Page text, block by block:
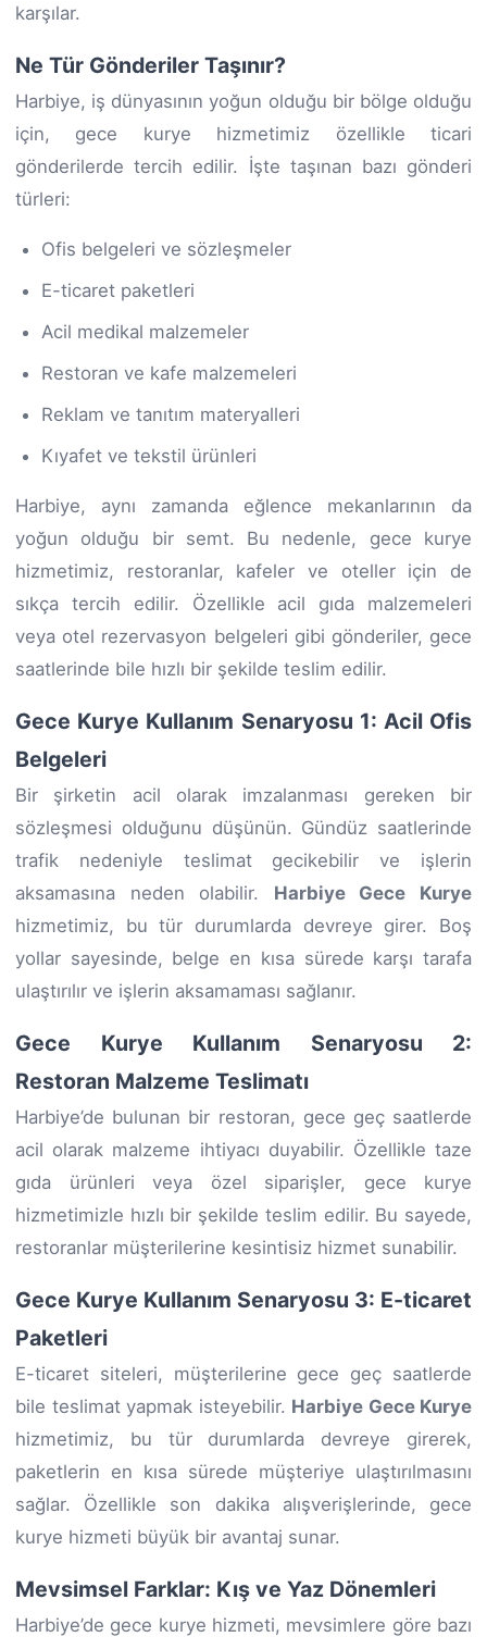
karşılar.
Ne Tür Gönderiler Taşınır?
Harbiye, iş dünyasının yoğun olduğu bir bölge olduğu
için, gece kurye hizmetimiz özellikle ticari
gönderilerde tercih edilir. İşte taşınan bazı gönderi
türleri:
Ofis belgeleri ve sözleşmeler
E-ticaret paketleri
Acil medikal malzemeler
Restoran ve kafe malzemeleri
Reklam ve tanıtım materyalleri
Kıyafet ve tekstil ürünleri
Harbiye, aynı zamanda eğlence mekanlarının da
yoğun olduğu bir semt. Bu nedenle, gece kurye
hizmetimiz, restoranlar, kafeler ve oteller için de
sıkça tercih edilir. Özellikle acil gıda malzemeleri
veya otel rezervasyon belgeleri gibi gönderiler, gece
saatlerinde bile hızlı bir şekilde teslim edilir.
Gece Kurye Kullanım Senaryosu 1: Acil Ofis
Belgeleri
Bir şirketin acil olarak imzalanması gereken bir
sözleşmesi olduğunu düşünün. Gündüz saatlerinde
trafik nedeniyle teslimat gecikebilir ve işlerin
aksamasına neden olabilir. Harbiye Gece Kurye
hizmetimiz, bu tür durumlarda devreye girer. Boş
yollar sayesinde, belge en kısa sürede karşı tarafa
ulaştırılır ve işlerin aksamaması sağlanır.
Gece Kurye Kullanım Senaryosu 2:
Restoran Malzeme Teslimatı
Harbiye’de bulunan bir restoran, gece geç saatlerde
acil olarak malzeme ihtiyacı duyabilir. Özellikle taze
gıda ürünleri veya özel siparişler, gece kurye
hizmetimizle hızlı bir şekilde teslim edilir. Bu sayede,
restoranlar müşterilerine kesintisiz hizmet sunabilir.
Gece Kurye Kullanım Senaryosu 3: E-ticaret
Paketleri
E-ticaret siteleri, müşterilerine gece geç saatlerde
bile teslimat yapmak isteyebilir. Harbiye Gece Kurye
hizmetimiz, bu tür durumlarda devreye girerek,
paketlerin en kısa sürede müşteriye ulaştırılmasını
sağlar. Özellikle son dakika alışverişlerinde, gece
kurye hizmeti büyük bir avantaj sunar.
Mevsimsel Farklar: Kış ve Yaz Dönemleri
Harbiye’de gece kurye hizmeti, mevsimlere göre bazı